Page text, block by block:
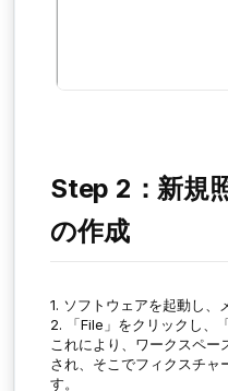
Step 2：新規
の作成
1. ソフトウェアを起動し、
2. 「File」をクリックし、
これにより、ワークスペ
され、そこでフィクスチャ
す。